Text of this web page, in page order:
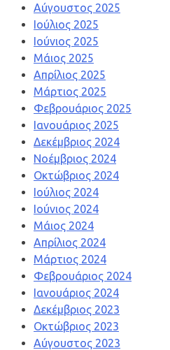
Αύγουστος 2025
Ιούλιος 2025
Ιούνιος 2025
Μάιος 2025
Απρίλιος 2025
Μάρτιος 2025
Φεβρουάριος 2025
Ιανουάριος 2025
Δεκέμβριος 2024
Νοέμβριος 2024
Οκτώβριος 2024
Ιούλιος 2024
Ιούνιος 2024
Μάιος 2024
Απρίλιος 2024
Μάρτιος 2024
Φεβρουάριος 2024
Ιανουάριος 2024
Δεκέμβριος 2023
Οκτώβριος 2023
Αύγουστος 2023